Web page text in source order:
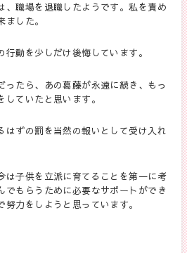
、職場を退職したようです。私を責め
した。
動を少しだけ後悔しています。
ったら、あの葛藤が永遠に続き、もっ
ていたと思います。
はずの罰を当然の報いとして受け入れ
は子供を立派に育てることを第一に考
でもらうために必要なサポートができ
力をしようと思っています。